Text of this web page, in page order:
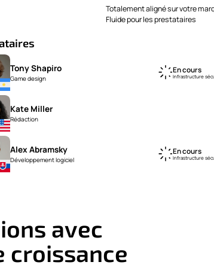
Totalement aligné sur votre
Fluide pour les prestataires
Tony Shapiro
Game design
En cours
Infrastructure
Kate Miller
Rédaction
Alex Abramsky
Développement logiciel
En cours
Infrastructure
avec
croissance